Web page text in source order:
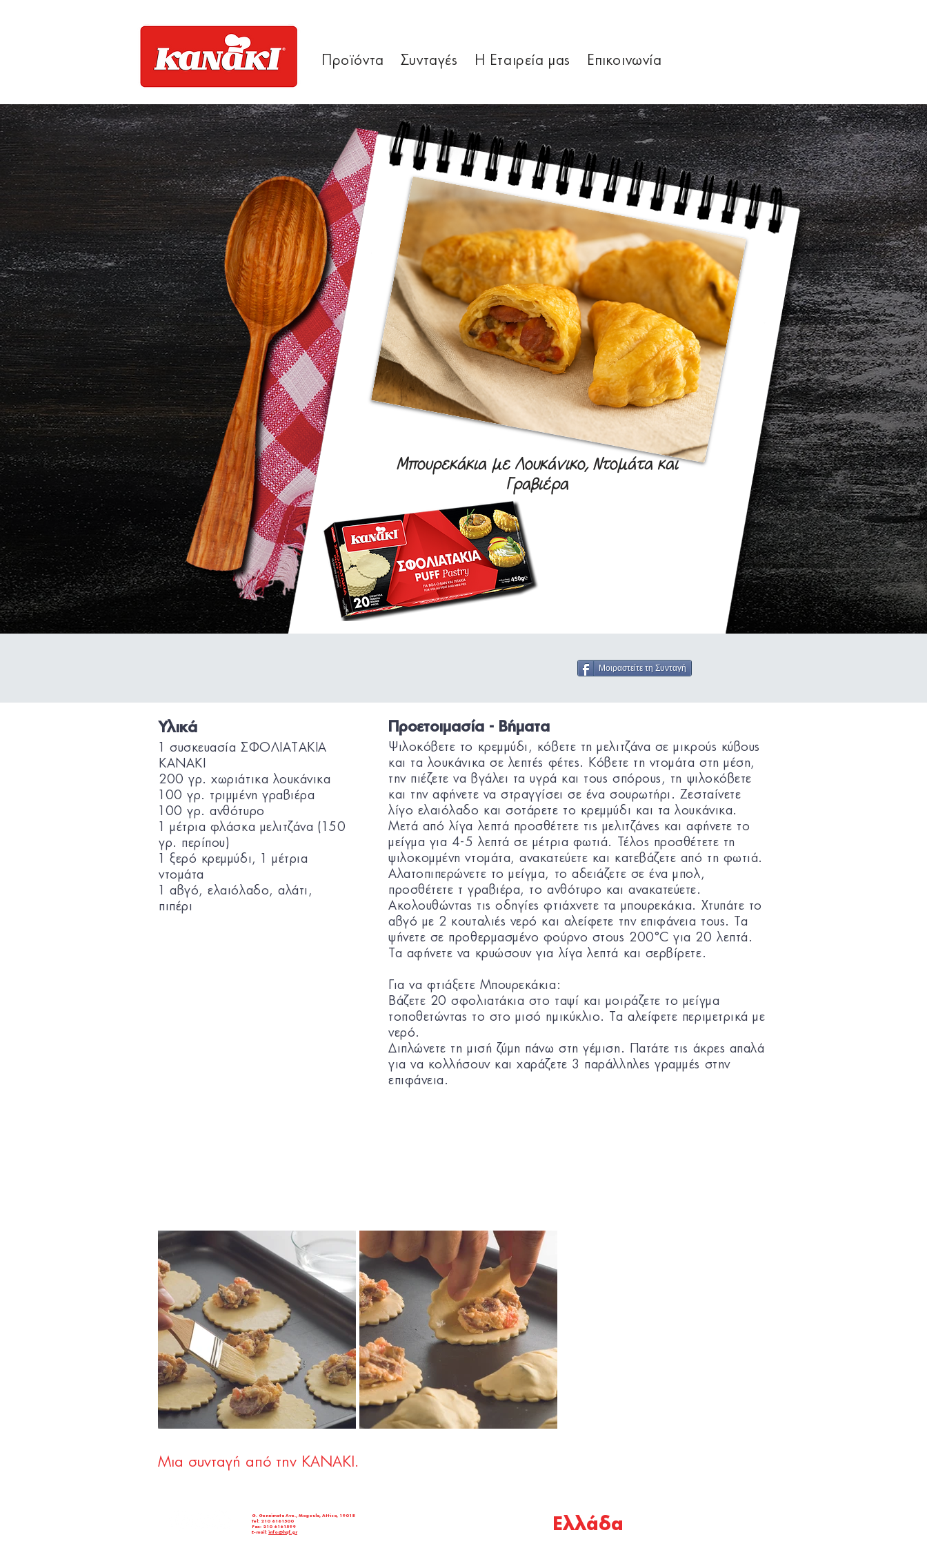
Προϊόντα Συνταγές Η Εταιρεία μας Επικοινωνία
Μπουρεκάκια με Λουκάνικο, Ντομάτα και
Γραβιέρα
Μοιραστείτε τη Συνταγή
Υλικά
1 συσκευασία ΣΦΟΛΙΑΤΑΚΙΑ
KANAKI
200 γρ. χωριάτικα λουκάνικα
100 γρ. τριμμένη γραβιέρα
100 γρ. ανθότυρο
1 μέτρια φλάσκα μελιτζάνα (150
γρ. περίπου)
1 ξερό κρεμμύδι, 1 μέτρια
ντομάτα
1 αβγό, ελαιόλαδο, αλάτι,
πιπέρι
Προετοιμασία - Βήματα
Ψιλοκόβετε το κρεμμύδι, κόβετε τη μελιτζάνα σε μικρούς κύβους
και τα λουκάνικα σε λεπτές φέτες. Κόβετε τη ντομάτα στη μέση,
την πιέζετε να βγάλει τα υγρά και τους σπόρους, τη ψιλοκόβετε
και την αφήνετε να στραγγίσει σε ένα σουρωτήρι. Ζεσταίνετε
λίγο ελαιόλαδο και σοτάρετε το κρεμμύδι και τα λουκάνικα.
Μετά από λίγα λεπτά προσθέτετε τις μελιτζάνες και αφήνετε το
μείγμα για 4-5 λεπτά σε μέτρια φωτιά. Τέλος προσθέτετε τη
ψιλοκομμένη ντομάτα, ανακατεύετε και κατεβάζετε από τη φωτιά.
Αλατοπιπερώνετε το μείγμα, το αδειάζετε σε ένα μπολ,
προσθέτετε τ γραβιέρα, το ανθότυρο και ανακατεύετε.
Ακολουθώντας τις οδηγίες φτιάχνετε τα μπουρεκάκια. Χτυπάτε το
αβγό με 2 κουταλιές νερό και αλείφετε την επιφάνεια τους. Τα
ψήνετε σε προθερμασμένο φούρνο στους 200°C για 20 λεπτά.
Τα αφήνετε να κρυώσουν για λίγα λεπτά και σερβίρετε.
Για να φτιάξετε Μπουρεκάκια:
Βάζετε 20 σφολιατάκια στο ταψί και μοιράζετε το μείγμα
τοποθετώντας το στο μισό ημικύκλιο. Τα αλείφετε περιμετρικά με
νερό.
Διπλώνετε τη μισή ζύμη πάνω στη γέμιση. Πατάτε τις άκρες απαλά
για να κολλήσουν και χαράζετε 3 παράλληλες γραμμές στην
επιφάνεια.
Μια συνταγή από την KANAKI.
G. Gennimata Ave., Magoula, Attica, 19018
Tel: 210 6161500
Fax: 210 6161599
E-mail: info@hqf.gr Ελλάδα